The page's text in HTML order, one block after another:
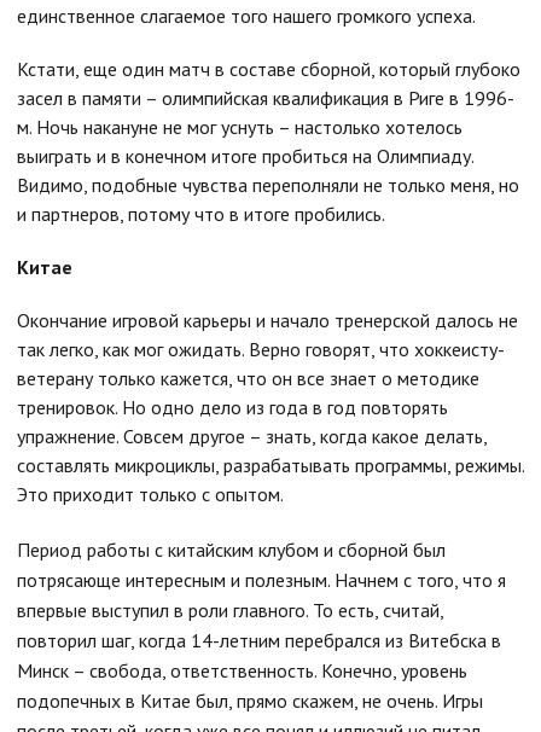
единственное слагаемое того нашего громкого успеха.
Кстати, еще один матч в составе сборной, который глубоко
засел в памяти – олимпийская квалификация в Риге в 1996-
м. Ночь накануне не мог уснуть – настолько хотелось
выиграть и в конечном итоге пробиться на Олимпиаду.
Видимо, подобные чувства переполняли не только меня, но
и партнеров, потому что в итоге пробились.
Китае
Окончание игровой карьеры и начало тренерской далось не
так легко, как мог ожидать. Верно говорят, что хоккеисту-
ветерану только кажется, что он все знает о методике
тренировок. Но одно дело из года в год повторять
упражнение. Совсем другое – знать, когда какое делать,
составлять микроциклы, разрабатывать программы, режимы.
Это приходит только с опытом.
Период работы с китайским клубом и сборной был
потрясающе интересным и полезным. Начнем с того, что я
впервые выступил в роли главного. То есть, считай,
повторил шаг, когда 14-летним перебрался из Витебска в
Минск – свобода, ответственность. Конечно, уровень
подопечных в Китае был, прямо скажем, не очень. Игры